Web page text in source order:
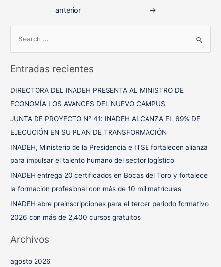
anterior
→
c
:
Entradas recientes
DIRECTORA DEL INADEH PRESENTA AL MINISTRO DE
ECONOMÍA LOS AVANCES DEL NUEVO CAMPUS
JUNTA DE PROYECTO N° 41: INADEH ALCANZA EL 69% DE
EJECUCIÓN EN SU PLAN DE TRANSFORMACIÓN
INADEH, Ministerio de la Presidencia e ITSE fortalecen alianza
para impulsar el talento humano del sector logístico
INADEH entrega 20 certificados en Bocas del Toro y fortalece
la formación profesional con más de 10 mil matrículas
INADEH abre preinscripciones para el tercer periodo formativo
2026 con más de 2,400 cursos gratuitos
Archivos
agosto 2026